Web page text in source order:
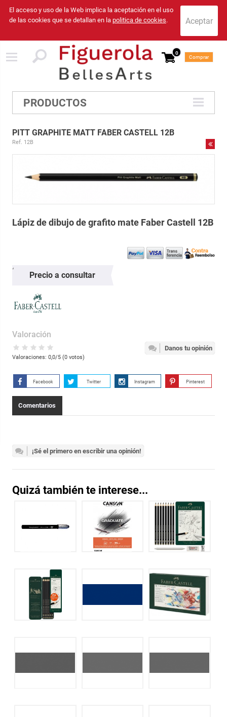
El acceso y uso de la Web implica la aceptación en el uso
de las cookies que se detallan en la politica de cookies.
0
Comprar
PRODUCTOS
PITT GRAPHITE MATT FABER CASTELL 12B
Ref. 12B
Lápiz de dibujo de grafito mate Faber Castell 12B
Precio a consultar
Danos tu opinión
Valoración
Valoraciones: 0,0/5 (0votos)
Facebook Twitter Instagram Pinterest
Comentarios
¡Sé el primero en escribir una opinión!
Quizá también te interese...